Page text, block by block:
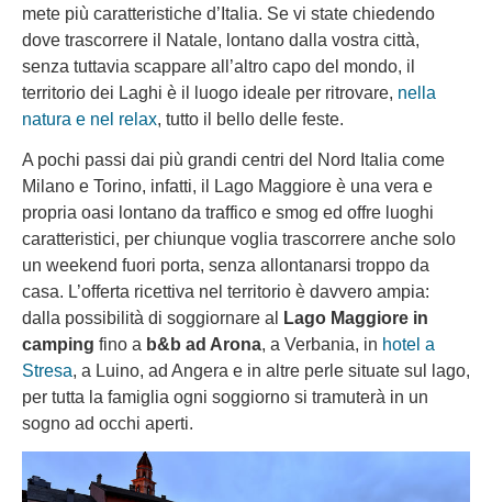
mete più caratteristiche d’Italia. Se vi state chiedendo
dove trascorrere il Natale, lontano dalla vostra città,
senza tuttavia scappare all’altro capo del mondo, il
territorio dei Laghi è il luogo ideale per ritrovare, nella
natura e nel relax, tutto il bello delle feste.
A pochi passi dai più grandi centri del Nord Italia come
Milano e Torino, infatti, il Lago Maggiore è una vera e
propria oasi lontano da traffico e smog ed offre luoghi
caratteristici, per chiunque voglia trascorrere anche solo
un weekend fuori porta, senza allontanarsi troppo da
casa. L’offerta ricettiva nel territorio è davvero ampia:
dalla possibilità di soggiornare al
Lago Maggiore in
camping fino a b&b ad Arona, a Verbania, in hotel a
Stresa, a Luino, ad Angera e in altre perle situate sul lago,
per tutta la famiglia ogni soggiorno si tramuterà in un
sogno ad occhi aperti.